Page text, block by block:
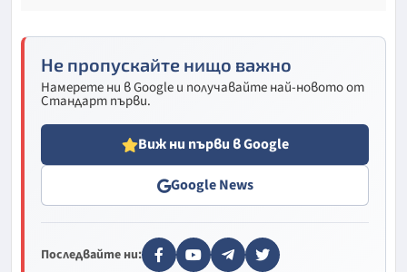
Не пропускайте нищо важно
Намерете ни в Google и получавайте най-новото от
Стандарт първи.
Виж ни първи в Google
Google News
Последвайте ни: